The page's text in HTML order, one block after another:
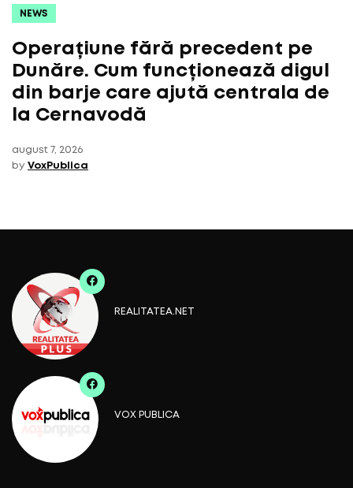
NEWS
Operațiune fără precedent pe
Dunăre. Cum funcționează digul
din barje care ajută centrala de
la Cernavodă
august 7, 2026
by VoxPublica
REALITATEA.NET
VOX PUBLICA